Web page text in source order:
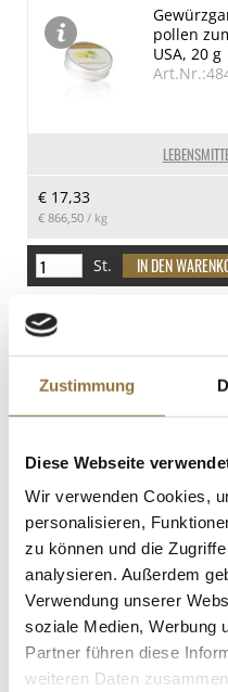
Zustimmung
Diese Webseite
Wir verwenden Cookies,
personalisieren,
zu können und die
analysieren. Außerdem
Verwendung unserer
soziale Medien, Werbung
Partner führen diese
weiteren Daten
716 kJ/171 kcal
Fett
0 g
0 g
Salz
0 g
pollen
USA, 20 g
€ 17,33
€ 866,50 / kg
St.
€ 4,98
€ 12,45/ kg
St.
Oliven-